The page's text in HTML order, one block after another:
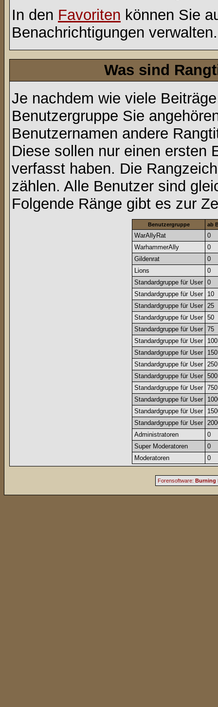
In den Favoriten können Sie
Benachrichtigungen verwalten.
Was sind
Je nachdem wie viele
Benutzergruppe Sie
Benutzernamen andere
Diese sollen nur einen ersten
verfasst haben. Die
zählen. Alle Benutzer sind
Folgende Ränge gibt es zur
Benutzergruppe ab
WarAllyRat
0
WarhammerAlly
0
Gildenrat
0
Lions
0
Standardgruppe für User 0
Standardgruppe für User
10
Standardgruppe für User 25
Standardgruppe für User 50
Standardgruppe für User 75
Standardgruppe für User
100
Standardgruppe für User
150
Standardgruppe für User 250
Standardgruppe für User 500
Standardgruppe für User 750
Standardgruppe für User
Standardgruppe für User
Standardgruppe für User
Administratoren
0
Super Moderatoren
0
Moderatoren
0
Forensoftware: Burning